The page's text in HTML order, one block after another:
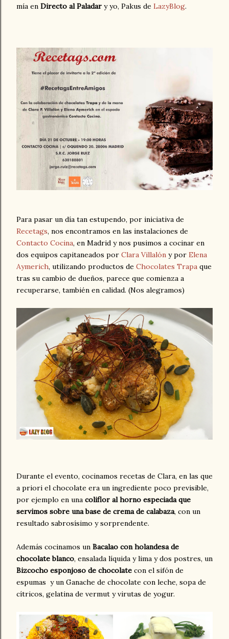
mía en Directo al Paladar y yo, Pakus de LazyBlog.
Para pasar un día tan estupendo, por iniciativa de
Recetags, nos encontramos en las instalaciones de
Contacto Cocina, en Madrid y nos pusimos a cocinar en
dos equipos capitaneados por Clara Villalón y por Elena
Aymerich, utilizando productos de Chocolates Trapa que
tras su cambio de dueños, parece que comienza a
recuperarse, también en calidad. (Nos alegramos)
Durante el evento, cocinamos recetas de Clara, en las que
a priori el chocolate era un ingrediente poco previsible,
por ejemplo en una coliflor al horno especiada que
servimos sobre una base de crema de calabaza, con un
resultado sabrosísimo y sorprendente.
Además cocinamos un Bacalao con holandesa de
chocolate blanco, ensalada líquida y lima y dos postres, un
Bizcocho esponjoso de chocolate con el sifón de
espumas y un Ganache de chocolate con leche, sopa de
cítricos, gelatina de vermut y virutas de yogur.